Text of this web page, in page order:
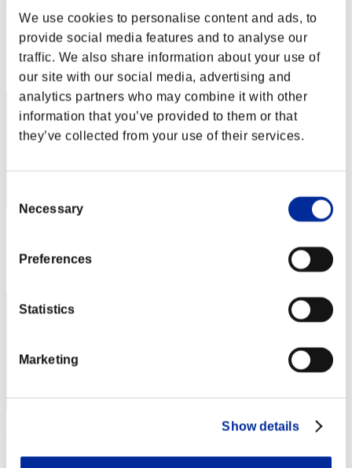
We use cookies to personalise content and ads, to
provide social media features and to analyse our
traffic. We also share information about your use of
our site with our social media, advertising and
analytics partners who may combine it with other
information that you’ve provided to them or that
they’ve collected from your use of their services.
Selection
Necessary
Preferences
Statistics
Marketing
Show details
Punteggio:Lv:19/13'36"21
Posizione
62
Posizione
Punteggio:Lv:20/07'37"99